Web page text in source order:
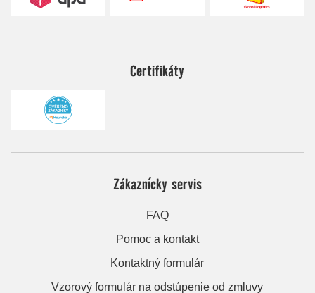
Certifikáty
Zákaznícky servis
FAQ
Pomoc a kontakt
Kontaktný formulár
Vzorový formulár na odstúpenie od zmluvy